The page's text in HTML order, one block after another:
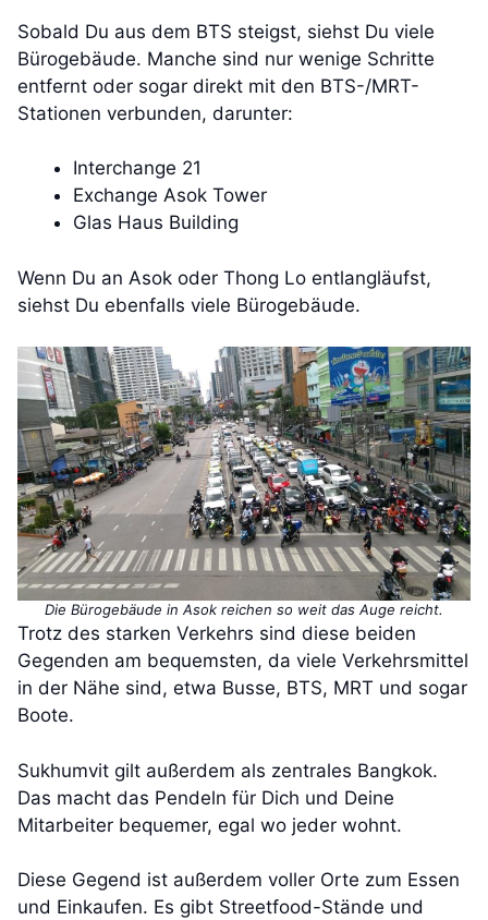
Sobald Du aus dem BTS steigst, siehst Du viele
Bürogebäude. Manche sind nur wenige Schritte
entfernt oder sogar direkt mit den BTS-/MRT-
Stationen verbunden, darunter:
Interchange 21
Exchange Asok Tower
Glas Haus Building
Wenn Du an Asok oder Thong Lo entlangläufst,
siehst Du ebenfalls viele Bürogebäude.
Die Bürogebäude in Asok reichen so weit das Auge reicht.
Trotz des starken Verkehrs sind diese beiden
Gegenden am bequemsten, da viele Verkehrsmittel
in der Nähe sind, etwa Busse, BTS, MRT und sogar
Boote.
Sukhumvit gilt außerdem als zentrales Bangkok.
Das macht das Pendeln für Dich und Deine
Mitarbeiter bequemer, egal wo jeder wohnt.
Diese Gegend ist außerdem voller Orte zum Essen
und Einkaufen. Es gibt Streetfood-Stände und